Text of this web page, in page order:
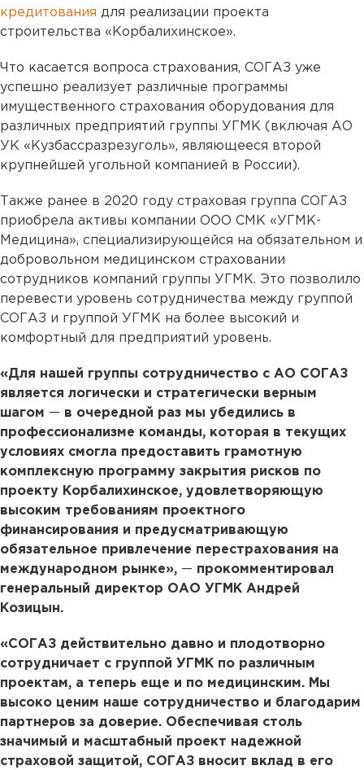
кредитования для реализации проекта
строительства «Корбалихинское».
Что касается вопроса страхования, СОГАЗ уже
успешно реализует различные программы
имущественного страхования оборудования для
различных предприятий группы УГМК (включая АО
УК «Кузбассразрезуголь», являющееся второй
крупнейшей угольной компанией в России).
Также ранее в 2020 году страховая группа СОГАЗ
приобрела активы компании ООО СМК «УГМК-
Медицина», специализирующейся на обязательном и
добровольном медицинском страховании
сотрудников компаний группы УГМК. Это позволило
перевести уровень сотрудничества между группой
СОГАЗ и группой УГМК на более высокий и
комфортный для предприятий уровень.
«Для нашей группы сотрудничество с АО СОГАЗ
является логически и стратегически верным
шагом — в очередной раз мы убедились в
профессионализме команды, которая в текущих
условиях смогла предоставить грамотную
комплексную программу закрытия рисков по
проекту Корбалихинское, удовлетворяющую
высоким требованиям проектного
финансирования и предусматривающую
обязательное привлечение перестрахования на
международном рынке», — прокомментировал
генеральный директор ОАО УГМК Андрей
Козицын.
«СОГАЗ действительно давно и плодотворно
сотрудничает с группой УГМК по различным
проектам, а теперь еще и по медицинским. Мы
высоко ценим наше сотрудничество и благодарим
партнеров за доверие. Обеспечивая столь
значимый и масштабный проект надежной
страховой защитой, СОГАЗ вносит вклад в его